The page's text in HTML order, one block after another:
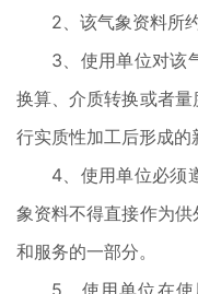
2、该气象资料所
3、使用单位对该
换算、介质转换或者
行实质性加工后形成的
4、使用单位必须
象资料不得直接作为
和服务的一部分。
5、使用单位在